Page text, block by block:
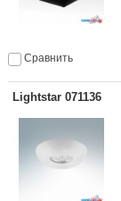
Сравнить
Lightstar 071136